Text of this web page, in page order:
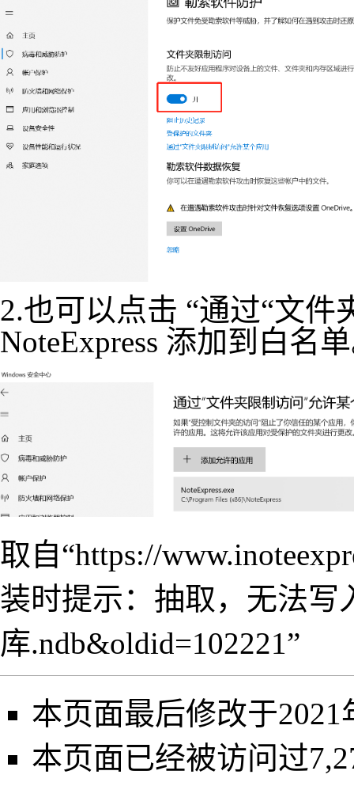
2.也可以点击 “通过“文件
NoteExpress 添加到白名
取自“https://
装时提示：抽取，无法写
库.ndb&oldid=102221”
本页面最后修改于2021
本页面已经被访问过